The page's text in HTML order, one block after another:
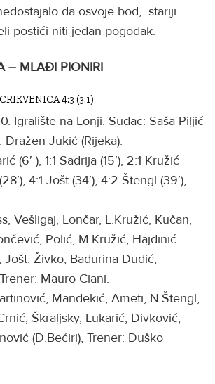
da osvoje bod, stariji
postići niti jedan pogodak.
– MLAĐI PIONIRI
4:3 (3:1)
Igralište na Lonji. Sudac: Saša Piljić
Dražen Jukić (Rijeka).
(6′ ), 1:1 Sadrija (15′), 2:1 Kružić
4:1 Jošt (34′), 4:2 Štengl (39′),
Vešligaj, Lončar, L.Kružić, Kučan,
Polić, M.Kružić, Hajdinić
Jošt, Živko, Badurina Dudić,
Mauro Ciani.
Mandekić, Ameti, N.Štengl,
Škraljsky, Lukarić, Divković,
(D.Bećiri), Trener: Duško